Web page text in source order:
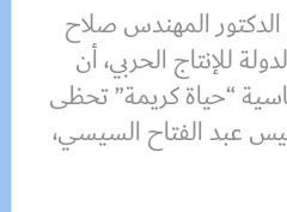
المهندس صلاح
للإنتاج الحربي، أن
“حياة كريمة” تحظى
عبد الفتاح السيسي،